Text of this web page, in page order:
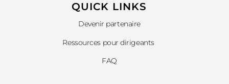
QUICK LINKS​
Devenir partenaire
Ressources pour dirigeants
FAQ